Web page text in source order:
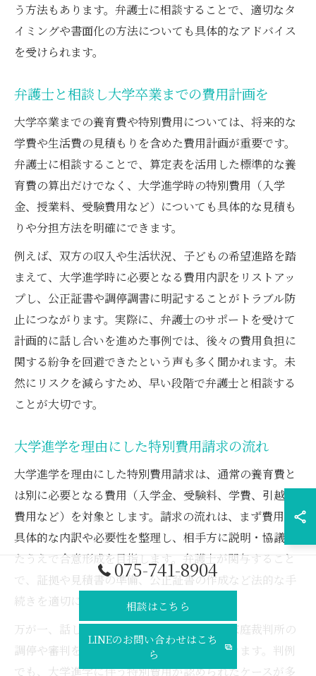
う方法もあります。弁護士に相談することで、適切なタ
イミングや書面化の方法についても具体的なアドバイス
を受けられます。
弁護士と相談し大学卒業までの費用計画を
大学卒業までの養育費や特別費用については、将来的な
学費や生活費の見積もりを含めた費用計画が重要です。
弁護士に相談することで、算定表を活用した標準的な養
育費の算出だけでなく、大学進学時の特別費用（入学
金、授業料、受験費用など）についても具体的な見積も
りや分担方法を明確にできます。
例えば、双方の収入や生活状況、子どもの希望進路を踏
まえて、大学進学時に必要となる費用内訳をリストアッ
プし、公正証書や調停調書に明記することがトラブル防
止につながります。実際に、弁護士のサポートを受けて
計画的に話し合いを進めた事例では、後々の費用負担に
関する紛争を回避できたという声も多く聞かれます。未
然にリスクを減らすため、早い段階で弁護士と相談する
ことが大切です。
大学進学を理由にした特別費用請求の流れ
大学進学を理由にした特別費用請求は、通常の養育費と
は別に必要となる費用（入学金、受験料、学費、引越し
費用など）を対象とします。請求の流れは、まず費用の
具体的な内訳や必要性を整理し、相手方に説明・協議し
たうえで合意形成を目指します。弁護士が関与すること
で、証拠や見積書の準備、公正証書の作成など法的な手
続きを適切に進めることが可能です。
万が一、話し合いがまとまらない場合は、家庭裁判所の
調停や審判を利用して請求を行うことができます。判例
でも、大学進学に伴う特別費用が認められたケースが多
075-741-8904
相談はこちら
LINEのお問い合わせはこち
ら